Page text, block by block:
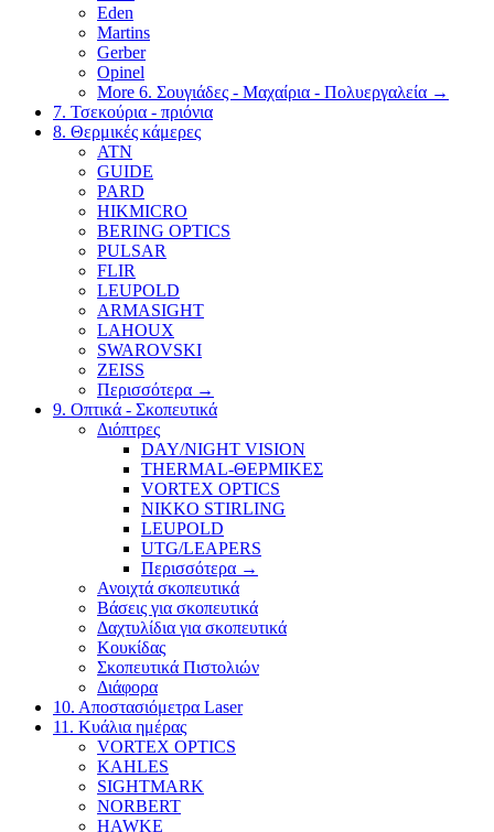
Eden
Martins
Gerber
Opinel
More 6. Σουγιάδες - Μαχαίρια - Πολυεργαλεία →
7. Τσεκούρια - πριόνια
8. Θερμικές κάμερες
ATN
GUIDE
PARD
HIKMICRO
BERING OPTICS
PULSAR
FLIR
LEUPOLD
ARMASIGHT
LAHOUX
SWAROVSKI
ZEISS
Περισσότερα →
9. Οπτικά - Σκοπευτικά
Διόπτρες
DAY/NIGHT VISION
THERMAL-ΘΕΡΜΙΚΕΣ
VORTEX OPTICS
NIKKO STIRLING
LEUPOLD
UTG/LEAPERS
Περισσότερα →
Ανοιχτά σκοπευτικά
Βάσεις για σκοπευτικά
Δαχτυλίδια για σκοπευτικά
Κουκίδας
Σκοπευτικά Πιστολιών
Διάφορα
10. Αποστασιόμετρα Laser
11. Κυάλια ημέρας
VORTEX OPTICS
KAHLES
SIGHTMARK
NORBERT
HAWKE